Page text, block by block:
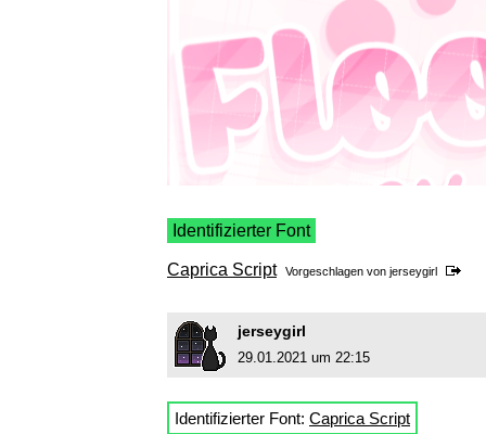
Identifizierter Font
Caprica Script Vorgeschlagen von jerseygirl
jerseygirl
29.01.2021 um 22:15
Identifizierter Font: Caprica Script